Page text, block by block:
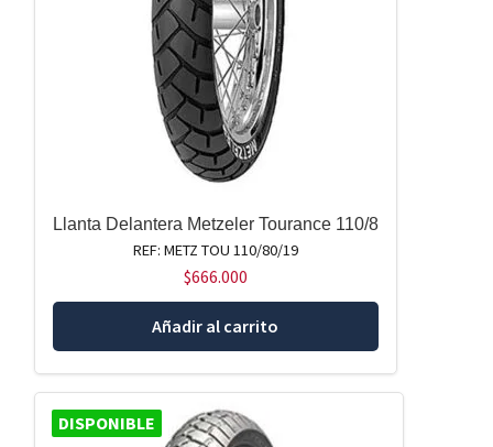
Llanta Delantera Metzeler Tourance 110/8
REF: METZ TOU 110/80/19
$666.000
Añadir al carrito
DISPONIBLE